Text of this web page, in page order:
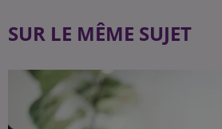
SUR LE MÊME SUJET